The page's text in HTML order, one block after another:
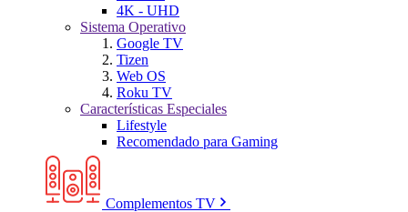
4K - UHD
Sistema Operativo
Google TV
Tizen
Web OS
Roku TV
Características Especiales
Lifestyle
Recomendado para Gaming
Complementos TV